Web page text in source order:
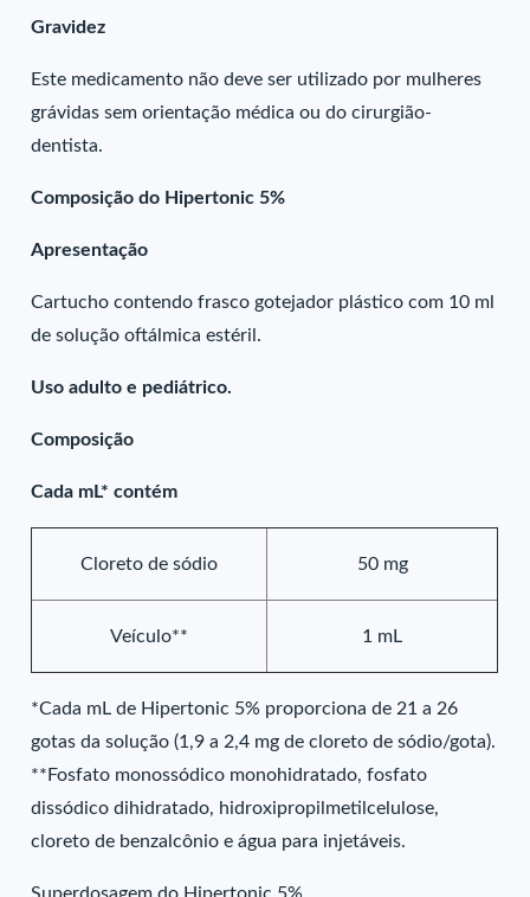
Gravidez
Este medicamento não deve ser utilizado por mulheres
grávidas sem orientação médica ou do cirurgião-
dentista.
Composição do Hipertonic 5%
Apresentação
Cartucho contendo frasco gotejador plástico com 10 ml
de solução oftálmica estéril.
Uso adulto e pediátrico.
Composição
Cada mL* contém
Cloreto de sódio 50 mg
Veículo** 1 mL
*Cada mL de Hipertonic 5% proporciona de 21 a 26
gotas da solução (1,9 a 2,4 mg de cloreto de sódio/gota).
**Fosfato monossódico monohidratado, fosfato
dissódico dihidratado, hidroxipropilmetilcelulose,
cloreto de benzalcônio e água para injetáveis.